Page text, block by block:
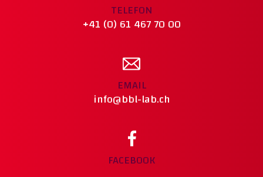
TELEFON
+41 (0) 61 467 70 00
EMAIL
info@bbl-lab.ch
FACEBOOK